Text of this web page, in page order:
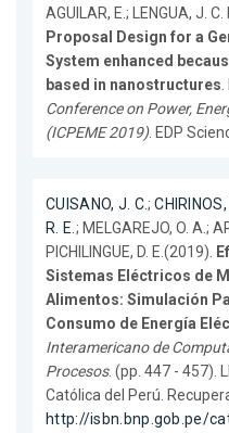
AGUILAR, E.; LENGUA, J.
Proposal Design for a
System enhanced
based in nanostructures.
Conference on Power,
(ICPEME 2019). EDP
CUISANO, J. C.;CHIRINOS,
R. E.; MELGAREJO, O. A.;
PICHILINGUE, D. E.(2019).
Sistemas Eléctricos de
Alimentos: Simulación
Consumo de Energía
Interamericano de
Procesos. (pp. 447 - 457).
Católica del Perú.
http://isbn.bnp.gob.pe/